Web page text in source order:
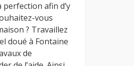
afin d’y
vous
? Travaillez
doué à Fontaine
de